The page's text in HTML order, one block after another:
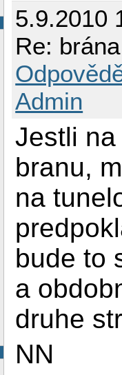
5.9.2010
Re:
Admin
Jestli
branu,
na
bude to
a
druhe
NN